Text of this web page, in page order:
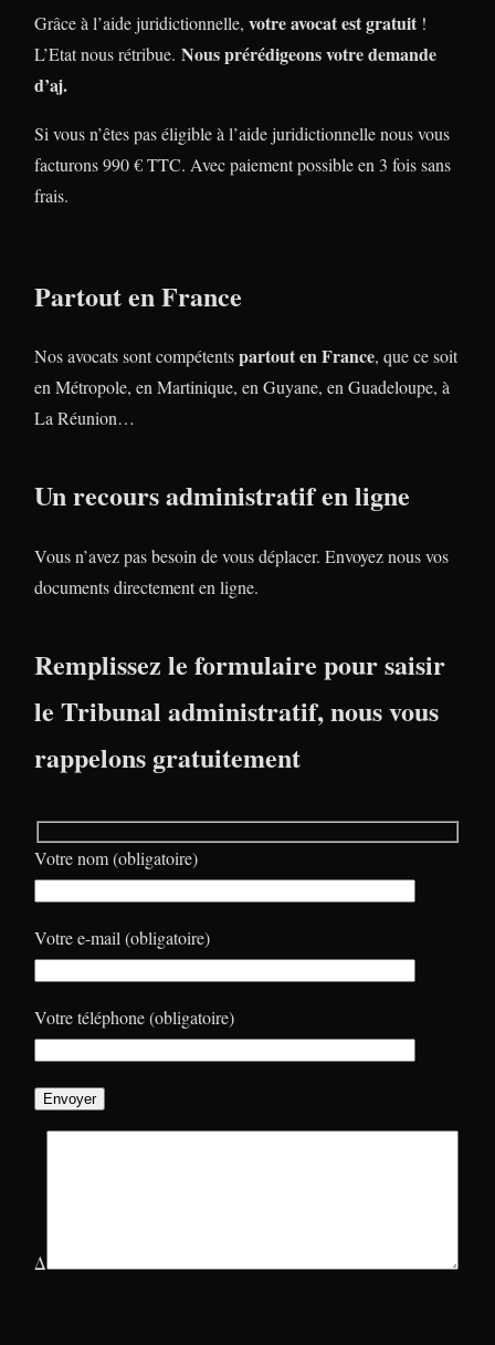
Grâce à l’aide juridictionnelle, votre avocat est gratuit !
L’Etat nous rétribue. Nous prérédigeons votre demande
d’aj.
Si vous n’êtes pas éligible à l’aide juridictionnelle nous vous
facturons 990 € TTC. Avec paiement possible en 3 fois sans
frais.
Partout en France
Nos avocats sont compétentspartout en France, que ce soit
en Métropole, en Martinique, en Guyane, en Guadeloupe, à
La Réunion…
Un recours administratif en ligne
Vous n’avez pas besoin de vous déplacer. Envoyez nous vos
documents directement en ligne.
Remplissez le formulaire pour saisir
le Tribunal administratif, nous vous
rappelons gratuitement
Votre nom (obligatoire)
Votre e-mail (obligatoire)
Votre téléphone (obligatoire)
Δ